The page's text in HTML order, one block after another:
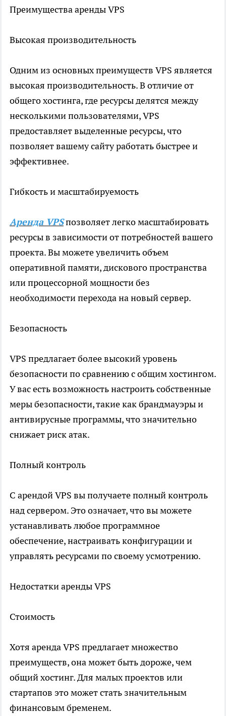
Преимущества аренды VPS
Высокая производительность
Одним из основных преимуществ VPS является
высокая производительность. В отличие от
общего хостинга, где ресурсы делятся между
несколькими пользователями, VPS
предоставляет выделенные ресурсы, что
позволяет вашему сайту работать быстрее и
эффективнее.
Гибкость и масштабируемость
Аренда VPSпозволяет легко масштабировать
ресурсы в зависимости от потребностей вашего
проекта. Вы можете увеличить объем
оперативной памяти, дискового пространства
или процессорной мощности без
необходимости перехода на новый сервер.
Безопасность
VPS предлагает более высокий уровень
безопасности по сравнению с общим хостингом.
У вас есть возможность настроить собственные
меры безопасности, такие как брандмауэры и
антивирусные программы, что значительно
снижает риск атак.
Полный контроль
С арендой VPS вы получаете полный контроль
над сервером. Это означает, что вы можете
устанавливать любое программное
обеспечение, настраивать конфигурации и
управлять ресурсами по своему усмотрению.
Недостатки аренды VPS
Стоимость
Хотя аренда VPS предлагает множество
преимуществ, она может быть дороже, чем
общий хостинг. Для малых проектов или
стартапов это может стать значительным
финансовым бременем.